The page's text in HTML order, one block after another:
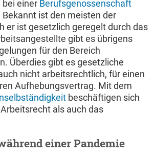
einer Berufsgenossenschaft
ist den meisten der
er ist gesetzlich geregelt durch das
gibt es übrigens
für den Bereich
Überdies gibt es gesetzliche
nicht arbeitsrechtlich, für einen
Aufhebungsvertrag. Mit dem
beschäftigen sich
als auch das
einer Pandemie